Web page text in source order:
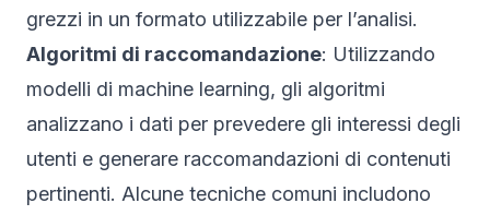
grezzi in un formato utilizzabile per l’analisi.
Algoritmi di raccomandazione: Utilizzando
modelli di machine learning, gli algoritmi
analizzano i dati per prevedere gli interessi degli
utenti e generare raccomandazioni di contenuti
pertinenti. Alcune tecniche comuni includono